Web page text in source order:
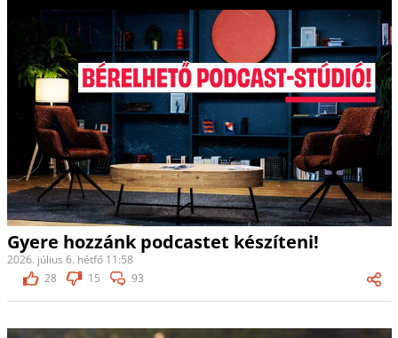
Gyere hozzánk podcastet készíteni!
2026. július 6. hétfő 11:58
28
15 93